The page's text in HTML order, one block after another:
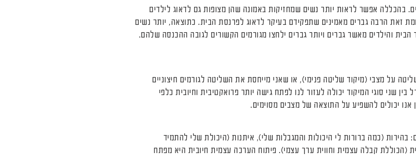
בהכללה אפשר לראות יותר נשים שמחזיקות באמונה שהן מצופות גם לדאוג לילדים
זאת הרבה גברים מאמינים שתפקידם בעיקר לדאוג לפרנסת הבית. כתוצאה, יותר נשים
והילדים מאשר גברים ויותר גברים ילחצו מגורמים הקשורים לגובה ההכנסה שלהם.
על מצבי (מיקוד שליטה פנימי), או שאני מייחסת את השליטה לגורמים חיצוניים
שני סוגי המיקוד יכולה לעזור לנו לפתח גישה יותר פרואקטיבית וחיובית כלפי
אנו יכולים להשפיע על התוצאה של מצבים מסוימים.
(כמה ברורות לי היכולות והמגבלות שלי), איתנות (היכולת שלי להתמיד
(הכוללת קבלה עצמית וחווית ערך עצמי). פיתוח הערכה עצמית חיובית היא מפתח